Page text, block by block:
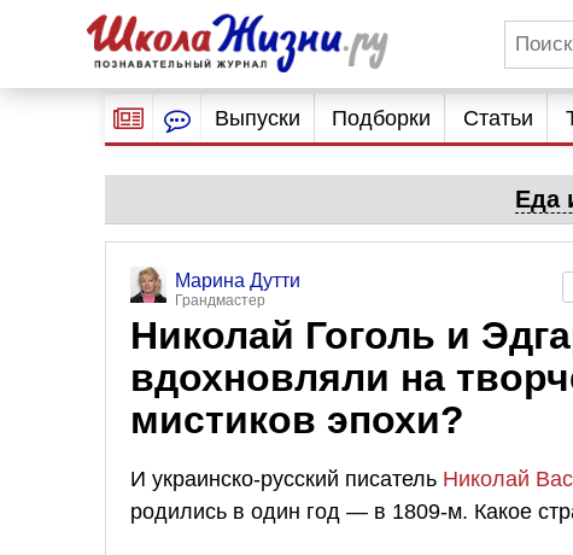
Выпуски Подборки Статьи
Еда
Марина Дутти
Грандмастер
Николай Гоголь и
вдохновляли на
мистиков эпохи?
И украинско-русский писатель Николай
родились в один год — в 1809-м. Какое